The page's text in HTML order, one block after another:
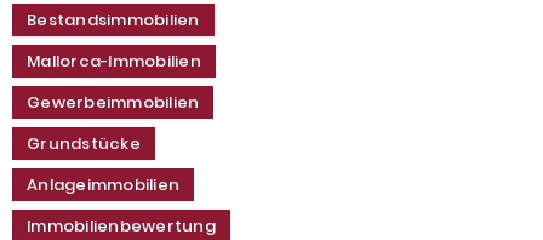
Bestandsimmobilien
Mallorca-Immobilien
Gewerbeimmobilien
Grundstücke
Anlageimmobilien
Immobilienbewertung